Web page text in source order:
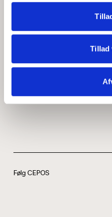
Tillad
Medarbejdere
Følg CEPOS